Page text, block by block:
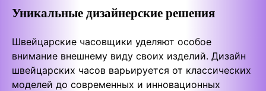
Уникальные дизайнерские решения
Швейцарские часовщики уделяют особое
внимание внешнему виду своих изделий. Дизайн
швейцарских часов варьируется от классических
моделей до современных и инновационных